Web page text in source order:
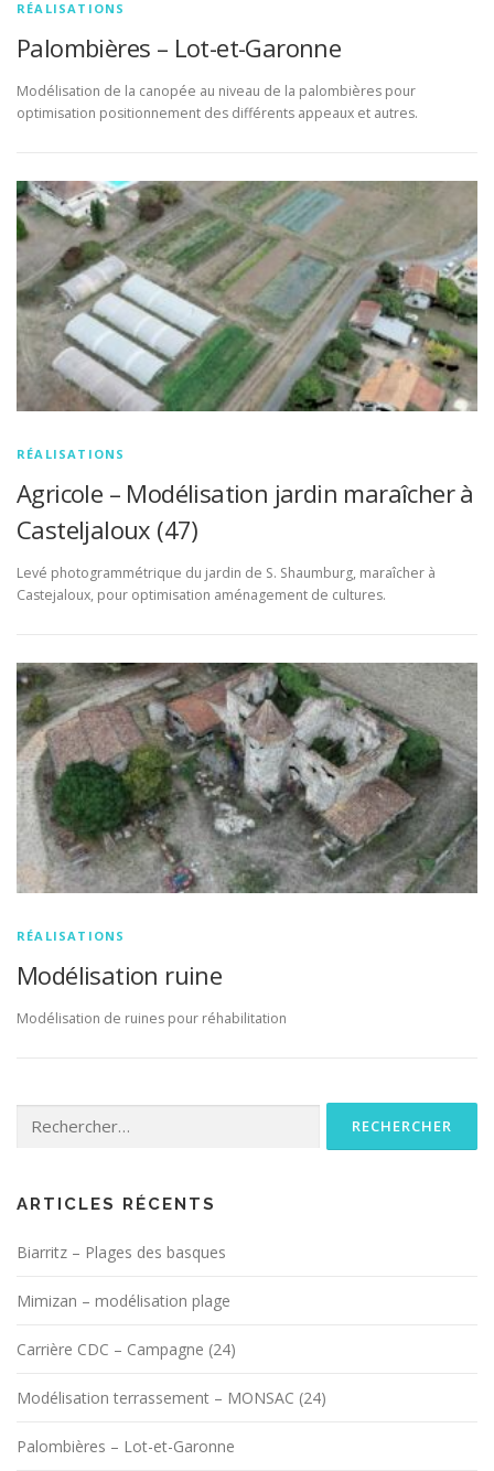
RÉALISATIONS
Palombières – Lot-et-Garonne
Modélisation de la canopée au niveau de la palombières pour
optimisation positionnement des différents appeaux et autres.
RÉALISATIONS
Agricole – Modélisation jardin maraîcher à
Casteljaloux (47)
Levé photogrammétrique du jardin de S. Shaumburg, maraîcher à
Castejaloux, pour optimisation aménagement de cultures.
RÉALISATIONS
Modélisation ruine
Modélisation de ruines pour réhabilitation
ARTICLES RÉCENTS
Biarritz – Plages des basques
Mimizan – modélisation plage
Carrière CDC – Campagne (24)
Modélisation terrassement – MONSAC (24)
Palombières – Lot-et-Garonne